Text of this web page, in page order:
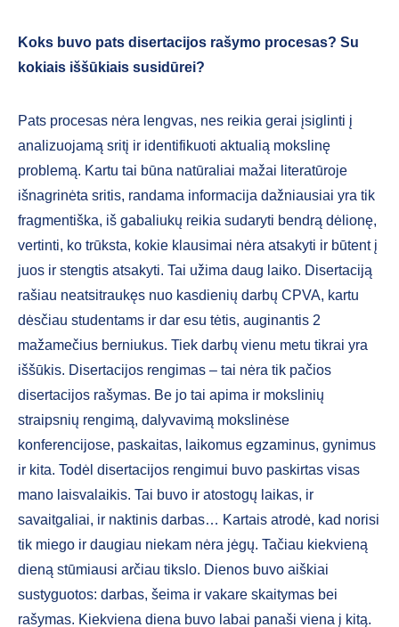
Koks buvo pats disertacijos rašymo procesas? Su
kokiais iššūkiais susidūrei?
Pats procesas nėra lengvas, nes reikia gerai įsiglinti į
analizuojamą sritį ir identifikuoti aktualią mokslinę
problemą. Kartu tai būna natūraliai mažai literatūroje
išnagrinėta sritis, randama informacija dažniausiai yra tik
fragmentiška, iš gabaliukų reikia sudaryti bendrą dėlionę,
vertinti, ko trūksta, kokie klausimai nėra atsakyti ir būtent į
juos ir stengtis atsakyti. Tai užima daug laiko. Disertaciją
rašiau neatsitraukęs nuo kasdienių darbų CPVA, kartu
dėsčiau studentams ir dar esu tėtis, auginantis 2
mažamečius berniukus. Tiek darbų vienu metu tikrai yra
iššūkis. Disertacijos rengimas – tai nėra tik pačios
disertacijos rašymas. Be jo tai apima ir mokslinių
straipsnių rengimą, dalyvavimą mokslinėse
konferencijose, paskaitas, laikomus egzaminus, gynimus
ir kita. Todėl disertacijos rengimui buvo paskirtas visas
mano laisvalaikis. Tai buvo ir atostogų laikas, ir
savaitgaliai, ir naktinis darbas… Kartais atrodė, kad norisi
tik miego ir daugiau niekam nėra jėgų. Tačiau kiekvieną
dieną stūmiausi arčiau tikslo. Dienos buvo aiškiai
sustyguotos: darbas, šeima ir vakare skaitymas bei
rašymas. Kiekviena diena buvo labai panaši viena į kitą.